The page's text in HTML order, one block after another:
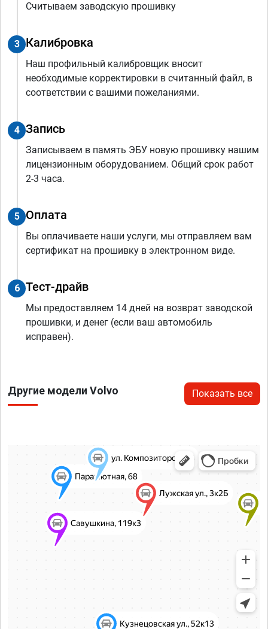
Считываем заводскую прошивку
3 Калибровка
Наш профильный калибровщик вносит
необходимые корректировки в считанный файл, в
соответствии с вашими пожеланиями.
4 Запись
Записываем в память ЭБУ новую прошивку нашим
лицензионным оборудованием. Общий срок работ
2-3 часа.
5 Оплата
Вы оплачиваете наши услуги, мы отправляем вам
сертификат на прошивку в электронном виде.
6 Тест-драйв
Мы предоставляем 14 дней на возврат заводской
прошивки, и денег (если ваш автомобиль
исправен).
Другие модели Volvo Показать все